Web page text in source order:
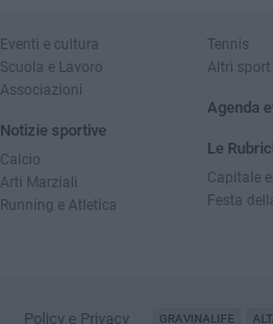
Eventi e cultura
Scuola e Lavoro
Associazioni
Notizie sportive
Calcio
Arti Marziali
Running e Atletica
Tennis
Altri sport
Agenda
Le
Capitale
Festa
Policy e Privacy GRAVINALIFE